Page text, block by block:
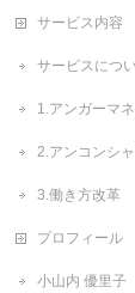
サービス内容
サービスにつ
1.アンガーマ
2.アンコンシ
3.働き方改革
プロフィール
小山内 優里子